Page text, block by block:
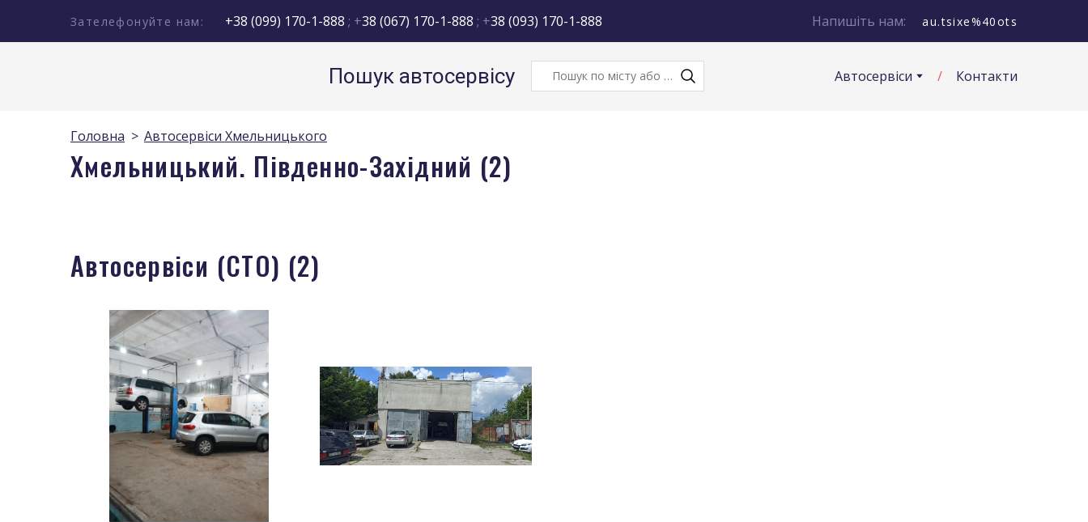
Зателефонуйте нам: +38 (099) 170-1-888 ; +38 (067) 170-1-888 ; +38 (093) 170-1-888 Напишіть нам: au.tsixe%40ots
Пошук автосервісу Автосервіси Контакти
Головна Автосервіси Хмельницького
Хмельницький. Південно-Західний (2)
Автосервіси (СТО) (2)